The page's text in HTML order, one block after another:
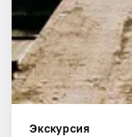
Экскурсия